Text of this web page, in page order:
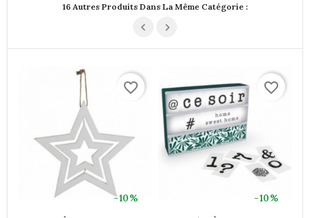
16 Autres Produits Dans La Même Catégorie :
-10%
favorite_border
-10%
favorite_border